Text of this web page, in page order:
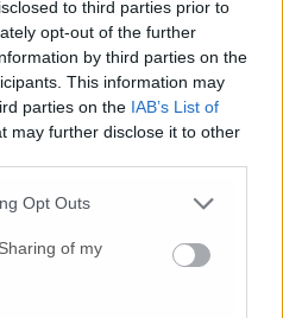
to third parties prior to
opt-out of the further
by third parties on the
This information may
parties on the IAB’s List of
may further disclose it to other
Opt Outs
of my
la propria parte ma le
per dare liquidità alle
a Sky tg24
di come vanno i
76 casi in più
test, che significa circa
cresciuto rispetto a
a, 2,5%). «I nostri
parte sud delle
posizione».